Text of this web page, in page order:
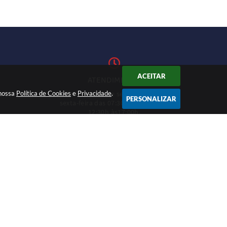
Política de Cookies e Privacidade.
ACEITAR
PERSONALIZAR
27
ATENDIMENTO
Atendimento de segunda-feira a
sexta-feira das 07:30h às 11h e das
12:30h às17:00h.